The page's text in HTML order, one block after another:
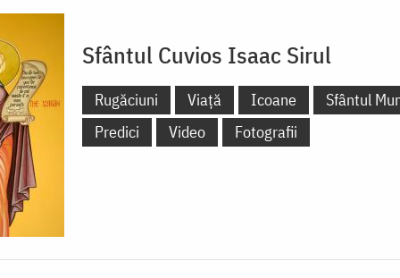
Sfântul Cuvios Isaac Sirul
Rugăciuni Viață Icoane
Sfântul
Predici
Video Fotografii